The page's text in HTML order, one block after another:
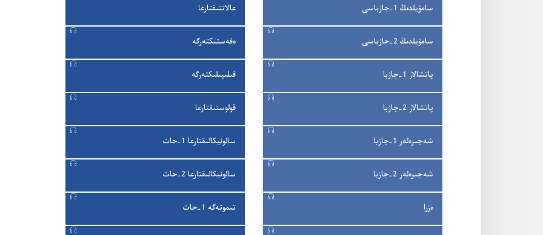
سامۋيلدىڭ 1-‏جازباسى
سامۋيلدىڭ 2-‏جازباسى
پاتشالار 1-‏جازبا
پاتشالار 2-‏جازبا
شە‌جىرە‌لە‌ر 1-‏جازبا
شە‌جىرە‌لە‌ر 2-‏جازبا
ە‌زرا
عالاتتىقتارعا
ە‌فە‌ستىكتە‌رگە
فىلىپىلىكتە‌رگە
قولوستىقتارعا
سالونيكالىقتارعا 1-‏حات
سالونيكالىقتارعا 2-‏حات
تىموتە‌گە 1-‏حات